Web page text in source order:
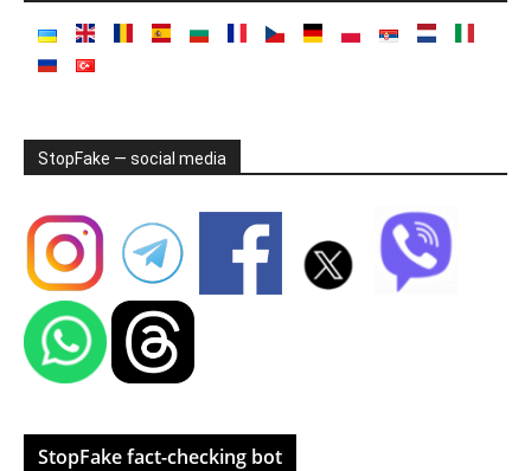
StopFake — social media
StopFake fact-checking bot